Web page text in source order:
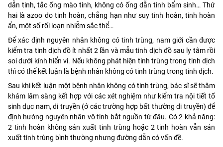
dẫn tinh, tắc ống mào tinh, không có ống dẫn tinh bẩm sinh… Thứ
hai là azoo do tinh hoàn, chẳng hạn như suy tinh hoàn, tinh hoàn
ẩn, một số rối loạn nhiễm sắc thể…
Để xác định nguyên nhân không có tinh trùng, nam giới cần được
kiểm tra tinh dịch đồ ít nhất 2 lần và mẫu tinh dịch đồ sau ly tâm rồi
soi dưới kính hiển vi. Nếu không phát hiện tinh trùng trong tinh dịch
thì có thể kết luận là bệnh nhân không có tinh trùng trong tinh dịch.
Sau khi kết luận một bệnh nhân không có tinh trùng, bác sĩ sẽ thăm
khám lâm sàng kết hợp với các xét nghiệm như kiểm tra nội tiết tố
sinh dục nam, di truyền (ở các trường hợp bất thường di truyền) để
định hướng nguyên nhân vô tinh bắt nguồn từ đâu. Có 2 khả năng:
2 tinh hoàn không sản xuất tinh trùng hoặc 2 tinh hoàn vẫn sản
xuất tinh trùng bình thường nhưng đường dẫn có vấn đề.